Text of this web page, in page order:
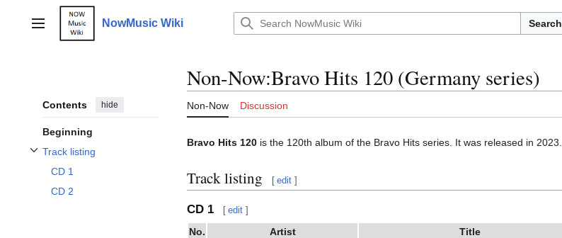
contentMain menu NowMusic Wiki Search
Contents hide
Beginning
Track listing
Toggle Track listing subsection
CD 1
CD 2
Non-Now:Bravo Hits 120 (Germany series)
Non-Now Discussion
Bravo Hits 120 is the 120th album of the Bravo Hits series. It was released in 2023.
Track listing [ edit ]
CD 1 [ edit ]
No. Artist Title